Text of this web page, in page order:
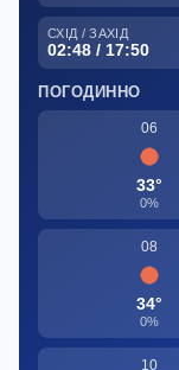
СХІД / ЗАХІД
02:48 / 17:50
ПОГОДИННО
06
33°
0%
08
34°
0%
10